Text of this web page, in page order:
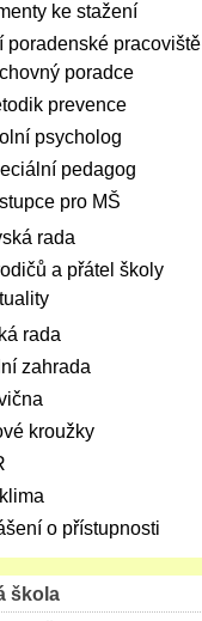
ke stažení
poradenské pracoviště
poradce
prevence
psycholog
pedagog
pro MŠ
rada
a přátel školy
rada
zahrada
kroužky
o přístupnosti
škola